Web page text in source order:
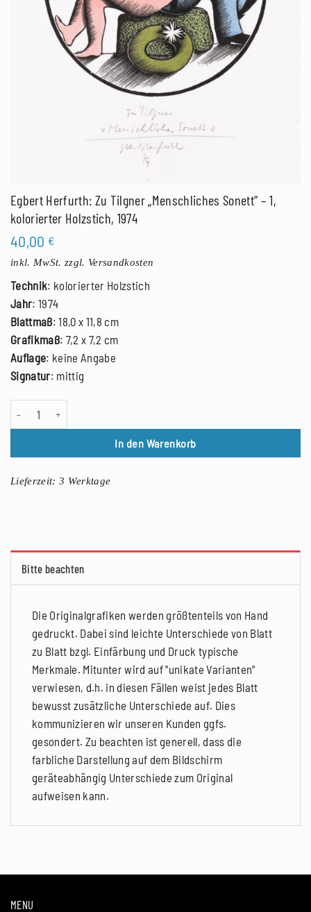
Egbert Herfurth: Zu Tilgner „Menschliches Sonett“ – 1,
kolorierter Holzstich, 1974
40,00 €
inkl. MwSt. zzgl. Versandkosten
Technik: kolorierter Holzstich
Jahr: 1974
Blattmaß: 18,0 x 11,8 cm
Grafikmaß: 7,2 x 7,2 cm
Auflage: keine Angabe
Signatur: mittig
In den Warenkorb
Lieferzeit:3 Werktage
Bitte beachten
Die Originalgrafiken werden größtenteils von Hand
gedruckt. Dabei sind leichte Unterschiede von Blatt
zu Blatt bzgl. Einfärbung und Druck typische
Merkmale. Mitunter wird auf "unikate Varianten"
verwiesen, d.h. in diesen Fällen weist jedes Blatt
bewusst zusätzliche Unterschiede auf. Dies
kommunizieren wir unseren Kunden ggfs.
gesondert. Zu beachten ist generell, dass die
farbliche Darstellung auf dem Bildschirm
geräteabhängig Unterschiede zum Original
aufweisen kann.
MENU